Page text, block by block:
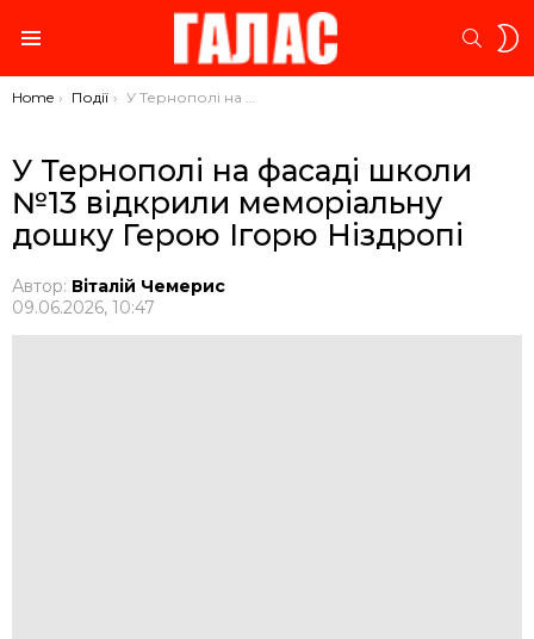
You are here:
Home Події У Тернополі на фасаді школи №13 відкрили меморіальну дошку Герою Ігорю Ніздропі
У Тернополі на фасаді школи
№13 відкрили меморіальну
дошку Герою Ігорю Ніздропі
Автор: Віталій Чемерис
09.06.2026, 10:47